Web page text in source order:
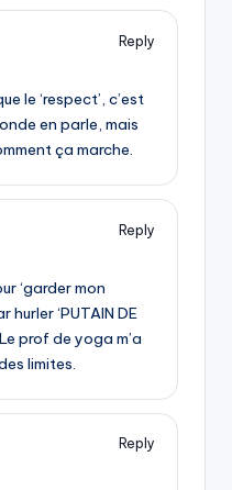
Reply
le ‘respect’, c’est
en parle, mais
ça marche.
Reply
‘garder mon
hurler ‘PUTAIN DE
prof de yoga m’a
limites.
Reply